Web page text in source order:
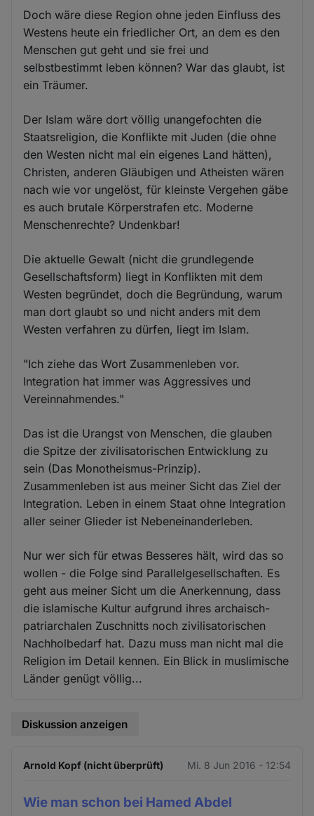
Doch wäre diese Region ohne jeden Einfluss des
Westens heute ein friedlicher Ort, an dem es den
Menschen gut geht und sie frei und
selbstbestimmt leben können? War das glaubt, ist
ein Träumer.
Der Islam wäre dort völlig unangefochten die
Staatsreligion, die Konflikte mit Juden (die ohne
den Westen nicht mal ein eigenes Land hätten),
Christen, anderen Gläubigen und Atheisten wären
nach wie vor ungelöst, für kleinste Vergehen gäbe
es auch brutale Körperstrafen etc. Moderne
Menschenrechte? Undenkbar!
Die aktuelle Gewalt (nicht die grundlegende
Gesellschaftsform) liegt in Konflikten mit dem
Westen begründet, doch die Begründung, warum
man dort glaubt so und nicht anders mit dem
Westen verfahren zu dürfen, liegt im Islam.
"Ich ziehe das Wort Zusammenleben vor.
Integration hat immer was Aggressives und
Vereinnahmendes."
Das ist die Urangst von Menschen, die glauben
die Spitze der zivilisatorischen Entwicklung zu
sein (Das Monotheismus-Prinzip).
Zusammenleben ist aus meiner Sicht das Ziel der
Integration. Leben in einem Staat ohne Integration
aller seiner Glieder ist Nebeneinanderleben.
Nur wer sich für etwas Besseres hält, wird das so
wollen - die Folge sind Parallelgesellschaften. Es
geht aus meiner Sicht um die Anerkennung, dass
die islamische Kultur aufgrund ihres archaisch-
patriarchalen Zuschnitts noch zivilisatorischen
Nachholbedarf hat. Dazu muss man nicht mal die
Religion im Detail kennen. Ein Blick in muslimische
Länder genügt völlig...
Diskussion anzeigen
Arnold Kopf (nicht überprüft) Mi. 8 Jun 2016 - 12:54
Wie man schon bei Hamed Abdel